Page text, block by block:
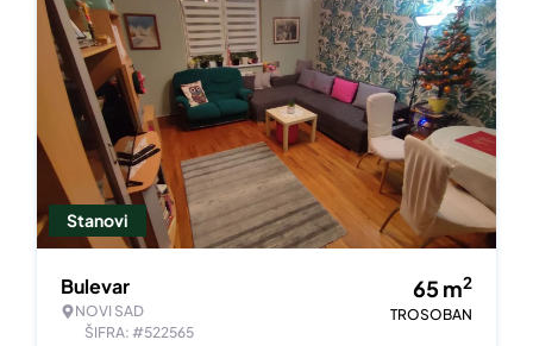
Stanovi
Bulevar
NOVI SAD
ŠIFRA: #522565
65m2
TROSOBAN